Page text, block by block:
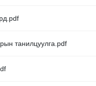
танилцуулга.pdf